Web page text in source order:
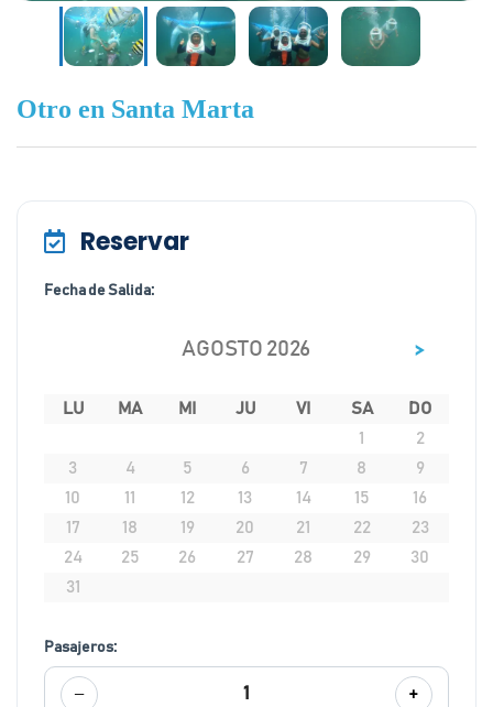
Otro en Santa Marta
Reservar
Fecha de Salida:
AGOSTO 2026 >
LU MA MI JU VI SA
DO
1
2
3
4 5 6 7 8
9
10
11 12 13 14 15
16
17
18 19 20 21 22
23
24
25 26 27 28 29
30
31
Pasajeros:
− 1 +